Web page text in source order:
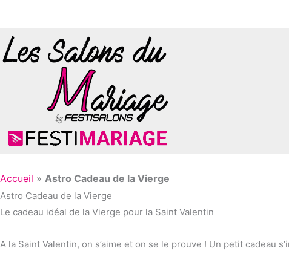
contenu
Accueil » Astro Cadeau de la Vierge
Astro Cadeau de la Vierge
Le cadeau idéal de la Vierge pour la Saint Valentin
A la Saint Valentin, on s’aime et on se le prouve ! Un petit cadeau